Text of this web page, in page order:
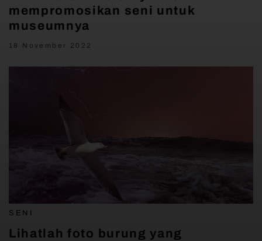
mempromosikan seni untuk
museumnya
18 November 2022
SENI
Lihatlah foto burung yang